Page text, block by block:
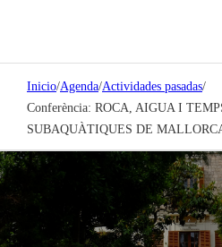
Inicio/Agenda/Actividades pasadas/
Conferència: ROCA, AIGUA I
SUBAQUÀTIQUES DE